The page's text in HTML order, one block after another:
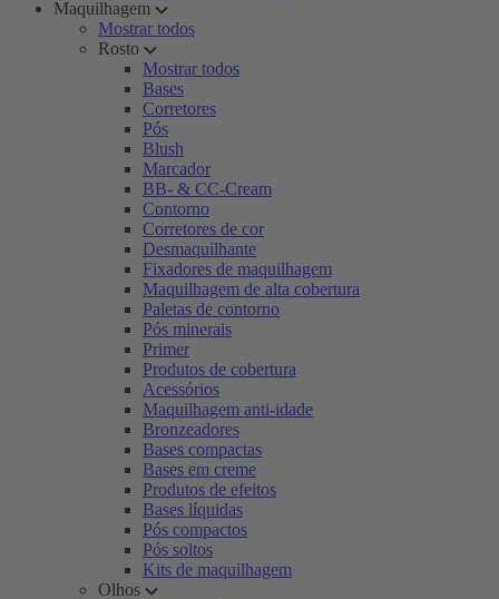
Maquilhagem
Mostrar todos
Rosto
Mostrar todos
Bases
Corretores
Pós
Blush
Marcador
BB- & CC-Cream
Contorno
Corretores de cor
Desmaquilhante
Fixadores de maquilhagem
Maquilhagem de alta cobertura
Paletas de contorno
Pós minerais
Primer
Produtos de cobertura
Acessórios
Maquilhagem anti-idade
Bronzeadores
Bases compactas
Bases em creme
Produtos de efeitos
Bases líquidas
Pós compactos
Pós soltos
Kits de maquilhagem
Olhos